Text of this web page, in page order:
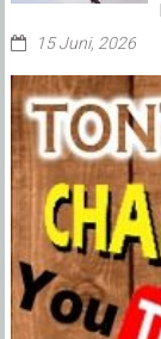
15 Juni, 2026